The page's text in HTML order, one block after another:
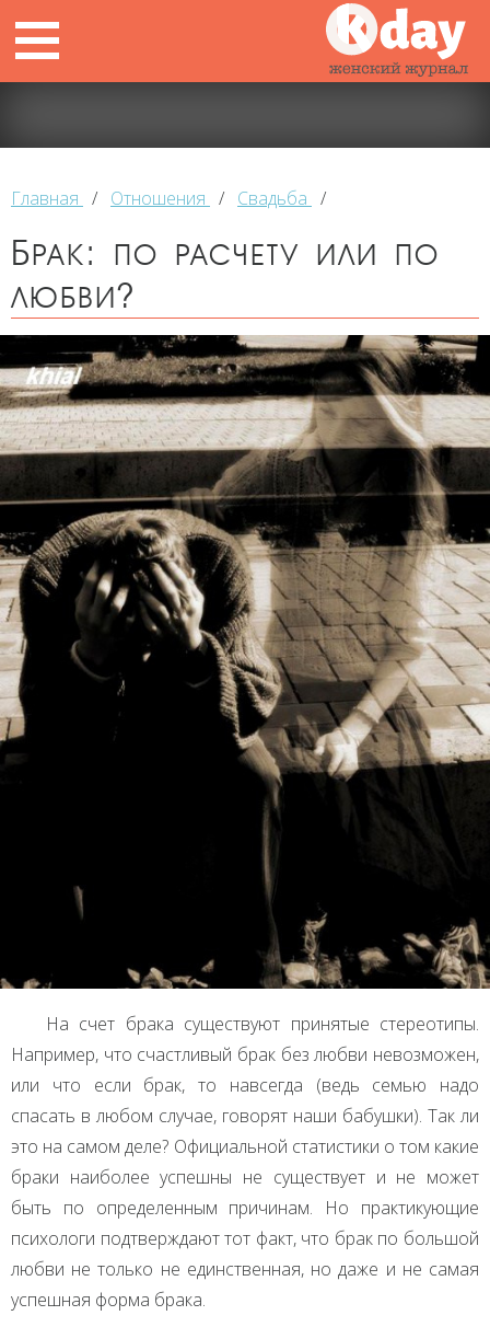
Главная / Отношения / Свадьба /
Брак: по расчету или по
любви?
На счет брака существуют принятые стереотипы.
Например, что счастливый брак без любви невозможен,
или что если брак, то навсегда (ведь семью надо
спасать в любом случае, говорят наши бабушки). Так ли
это на самом деле? Официальной статистики о том какие
браки наиболее успешны не существует и не может
быть по определенным причинам. Но практикующие
психологи подтверждают тот факт, что брак по большой
любви не только не единственная, но даже и не самая
успешная форма брака.